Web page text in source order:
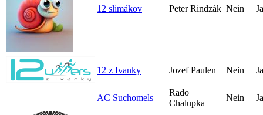
12 slimákov Peter Rindzák Nein Ja
12 z Ivanky Jozef Paulen Nein Ja
AC Suchomels
Rado
Chalupka
Nein Ja